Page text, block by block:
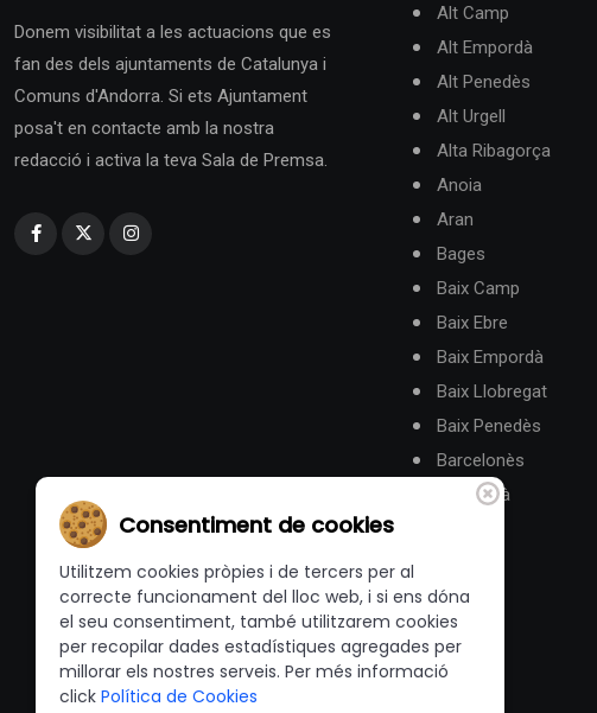
Donem visibilitat a les actuacions que es
fan des dels ajuntaments de Catalunya i
Comuns d'Andorra. Si ets Ajuntament
posa't en contacte amb la nostra
redacció i activa la teva Sala de Premsa.
Alt Camp
Alt Empordà
Alt Penedès
Alt Urgell
Alta Ribagorça
Anoia
Aran
Bages
Baix Camp
Baix Ebre
Baix Empordà
Baix Llobregat
Baix Penedès
Barcelonès
Berguedà
Consentiment de cookies
Utilitzem cookies pròpies i de tercers per al
correcte funcionament del lloc web, i si ens dóna
el seu consentiment, també utilitzarem cookies
per recopilar dades estadístiques agregades per
millorar els nostres serveis. Per més informació
click Política de Cookies